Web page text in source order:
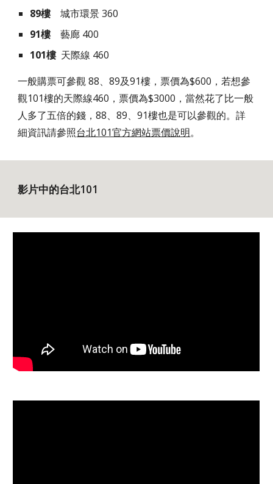
89樓
    城市環景 360
91樓
   藝廊 400
101樓
  天際線 460
一般購票可參觀 88、89及91樓，票價為$600，若想參
觀101樓的天際線460，票價為$3000，當然花了比一般
人多了五倍的錢，88、89、91樓也是可以參觀的。詳
細資訊請參照台北101官方網站票價說明。
影片中的台北101